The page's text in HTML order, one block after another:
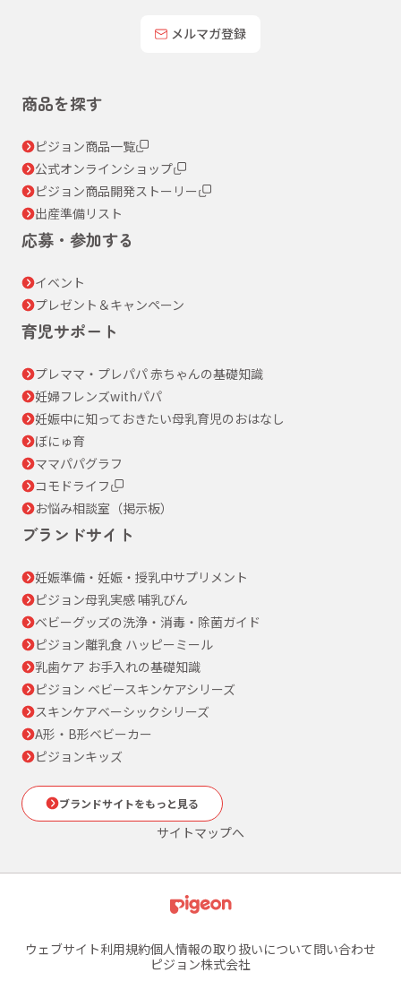
メルマガ登録
商品を探す
ピジョン商品一覧
公式オンラインショップ
ピジョン商品開発ストーリー
出産準備リスト
応募・参加する
イベント
プレゼント＆キャンペーン
育児サポート
プレママ・プレパパ 赤ちゃんの基礎知識
妊婦フレンズwithパパ
妊娠中に知っておきたい母乳育児のおはなし
ぼにゅ育
ママパパグラフ
コモドライフ
お悩み相談室（掲示板）
ブランドサイト
妊娠準備・妊娠・授乳中サプリメント
ピジョン母乳実感 哺乳びん
ベビーグッズの洗浄・消毒・除菌ガイド
ピジョン離乳食 ハッピーミール
乳歯ケア お手入れの基礎知識
ピジョン ベビースキンケアシリーズ
スキンケアベーシックシリーズ
A形・B形ベビーカー
ピジョンキッズ
ブランドサイトをもっと見る
サイトマップへ
ウェブサイト利用規約個人情報の取り扱いについて問い合わせ
ピジョン株式会社